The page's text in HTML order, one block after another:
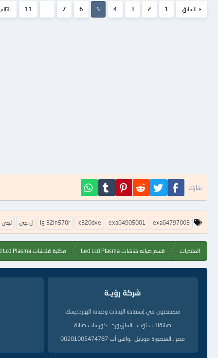
السابق 1
2
3
4
5
6
7
11
شارك: فيسبوك تويتر Reddit
Pinterest
Tumblr
ا
ل
م
exa64797003
exa64905001
lc320dxe
lg 32ln570r ل جى لجى
المنتديات قسم صيانه شاشات Led Lcd Plasma مكتبة فلاشات Led Lcd Plasma
شركة رؤيــة
متخصصون في إستعادة البيانات وصيانة الهاردديسك
صيانةالاب توب ..المازربورد.. كورسات صيانة
مصر ..المنصورة موبايل ..واتس آب 00201005474787